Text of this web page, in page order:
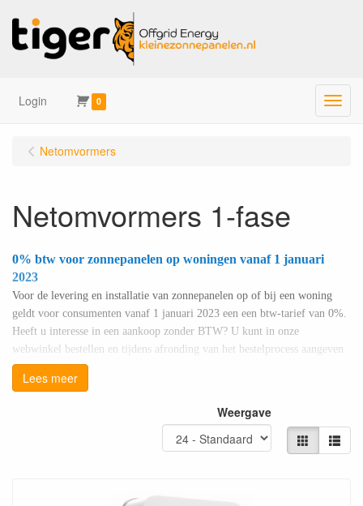
Login 0 Menu
Netomvormers
Netomvormers 1-fase
0% btw voor zonnepanelen op woningen vanaf 1 januari
2023
Voor de levering en installatie van zonnepanelen op of bij een woning
geldt voor consumenten vanaf 1 januari 2023 een een btw-tarief van 0%.
Heeft u interesse in een aankoop zonder BTW? U kunt in onze
webwinkel bestellen en tijdens afronding van het bestelprocess aangeven
of u met 0% BTW wilt bestellen. Voor meer informatie, klik op
bijgaande link:
Lees meer
Weergave